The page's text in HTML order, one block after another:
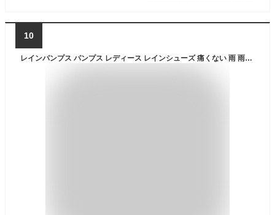
10
レインパンプス パンプス レディース レインシューズ 痛くない 雨 雨の日 雨靴 黒 ブラック ベージュ エナメル ローファー ビット 通勤 オフィス おしゃれ 防水 婦人靴 梅雨 疲れない 人気 ヒール 3cm リコンティデザイン RECONTI design B151142 B17025 B18131